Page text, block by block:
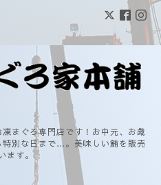
まぐろ専門店です！お中元、お歳
別な日まで…。美味しい鮪を販売
ます。